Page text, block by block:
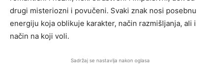
drugi misteriozni i povučeni. Svaki znak nosi posebnu
energiju koja oblikuje karakter, način razmišljanja, ali i
način na koji voli.
Sadržaj se nastavlja nakon oglasa